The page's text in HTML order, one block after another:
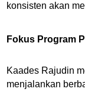
konsisten akan
Fokus Program
Kaades Rajudin
menjalankan